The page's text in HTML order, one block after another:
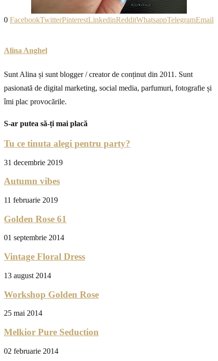
0 FacebookTwitterPinterestLinkedinRedditWhatsappTelegramEmail
Alina Anghel
Sunt Alina și sunt blogger / creator de conținut din 2011. Sunt
pasionată de digital marketing, social media, parfumuri, fotografie și
îmi plac provocările.
S-ar putea să-ți mai placă
Tu ce tinuta alegi pentru party?
31 decembrie 2019
Autumn vibes
11 februarie 2019
Golden Rose 61
01 septembrie 2014
Vintage Floral Dress
13 august 2014
Workshop Golden Rose
25 mai 2014
Melkior Pure Seduction
02 februarie 2014